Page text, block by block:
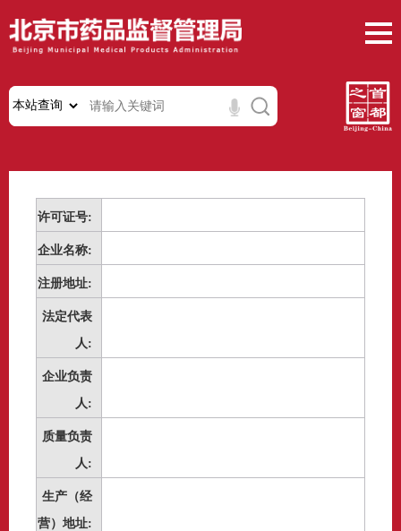
许可证号:
企业名称:
注册地址:
法定代表
人:
企业负责
人:
质量负责
人:
生产（经
营）地址: